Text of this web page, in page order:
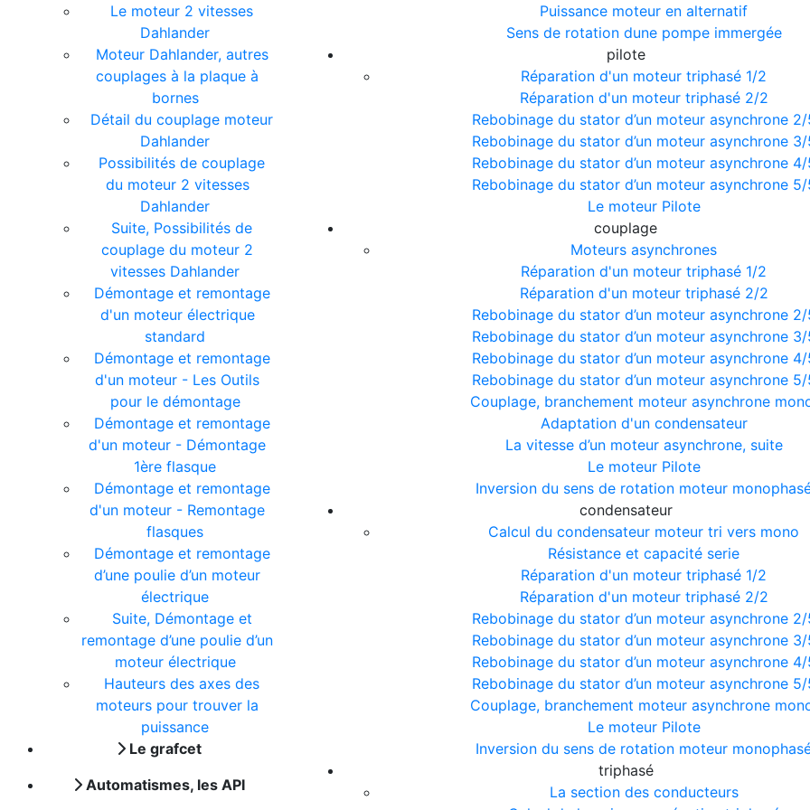
Le moteur 2 vitesses
Dahlander
Moteur Dahlander, autres
couplages à la plaque à
bornes
Détail du couplage moteur
Dahlander
Possibilités de couplage
du moteur 2 vitesses
Dahlander
Suite, Possibilités de
couplage du moteur 2
vitesses Dahlander
Démontage et remontage
d'un moteur électrique
standard
Démontage et remontage
d'un moteur - Les Outils
pour le démontage
Démontage et remontage
d'un moteur - Démontage
1ère flasque
Démontage et remontage
d'un moteur - Remontage
flasques
Démontage et remontage
d’une poulie d’un moteur
électrique
Suite, Démontage et
remontage d’une poulie d’un
moteur électrique
Hauteurs des axes des
moteurs pour trouver la
puissance
Le grafcet
Automatismes, les API
Puissance moteur en alternatif
Sens de rotation dune pompe immergée
pilote
Réparation d'un moteur triphasé 1/2
Réparation d'un moteur triphasé 2/2
Rebobinage du stator d’un moteur asynchrone 2/
Rebobinage du stator d’un moteur asynchrone 3/
Rebobinage du stator d’un moteur asynchrone 4/
Rebobinage du stator d’un moteur asynchrone 5/
Le moteur Pilote
couplage
Moteurs asynchrones
Réparation d'un moteur triphasé 1/2
Réparation d'un moteur triphasé 2/2
Rebobinage du stator d’un moteur asynchrone 2/
Rebobinage du stator d’un moteur asynchrone 3/
Rebobinage du stator d’un moteur asynchrone 4/
Rebobinage du stator d’un moteur asynchrone 5/
Couplage, branchement moteur asynchrone
Adaptation d'un condensateur
La vitesse d’un moteur asynchrone, suite
Le moteur Pilote
Inversion du sens de rotation moteur
condensateur
Calcul du condensateur moteur tri vers mono
Résistance et capacité serie
Réparation d'un moteur triphasé 1/2
Réparation d'un moteur triphasé 2/2
Rebobinage du stator d’un moteur asynchrone 2/
Rebobinage du stator d’un moteur asynchrone 3/
Rebobinage du stator d’un moteur asynchrone 4/
Rebobinage du stator d’un moteur asynchrone 5/
Couplage, branchement moteur asynchrone
Le moteur Pilote
Inversion du sens de rotation moteur
triphasé
La section des conducteurs